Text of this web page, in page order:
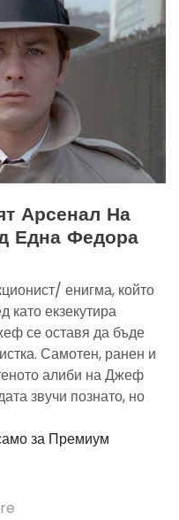
Арсенал На
Една Федора
енигма, който
като екзекутира
се оставя да бъде
Самотен, ранен и
алиби на Джеф
звучи познато, но
за Премиум